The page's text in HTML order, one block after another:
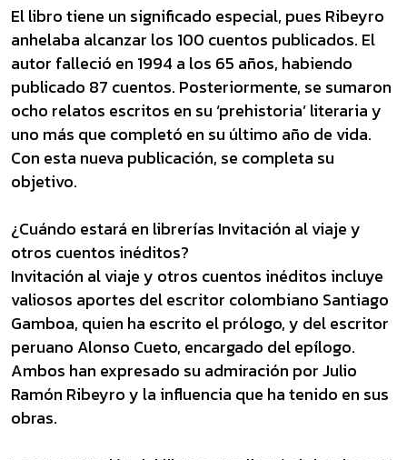
El libro tiene un significado especial, pues Ribeyro
anhelaba alcanzar los 100 cuentos publicados. El
autor falleció en 1994 a los 65 años, habiendo
publicado 87 cuentos. Posteriormente, se sumaron
ocho relatos escritos en su ‘prehistoria’ literaria y
uno más que completó en su último año de vida.
Con esta nueva publicación, se completa su
objetivo.
¿Cuándo estará en librerías Invitación al viaje y
otros cuentos inéditos?
Invitación al viaje y otros cuentos inéditos incluye
valiosos aportes del escritor colombiano Santiago
Gamboa, quien ha escrito el prólogo, y del escritor
peruano Alonso Cueto, encargado del epílogo.
Ambos han expresado su admiración por Julio
Ramón Ribeyro y la influencia que ha tenido en sus
obras.